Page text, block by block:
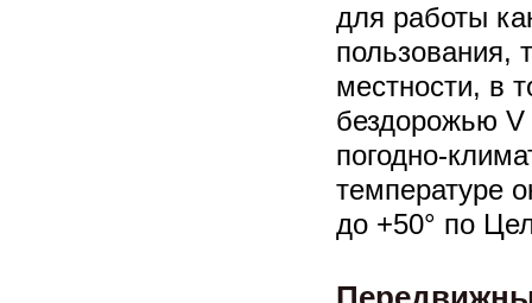
для работы
пользования,
местности, в
бездорожью V
погодно-
температуре
до +50° по